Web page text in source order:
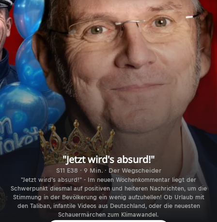
"Jetzt wird's absurd!"
S11 E38 · 9 Min. · Der Wegscheider
"Jetzt wird's absurd!" - Im neuen Wochenkommentar liegt der
Schwerpunkt diesmal auf positiven und heiteren Nachrichten, um die
Stimmung in der Bevölkerung ein wenig aufzuhellen! Ob Urlaub mit
den Taliban, infantile Videos aus Deutschland, oder die neuesten
Schauermärchen zum Klimawandel.